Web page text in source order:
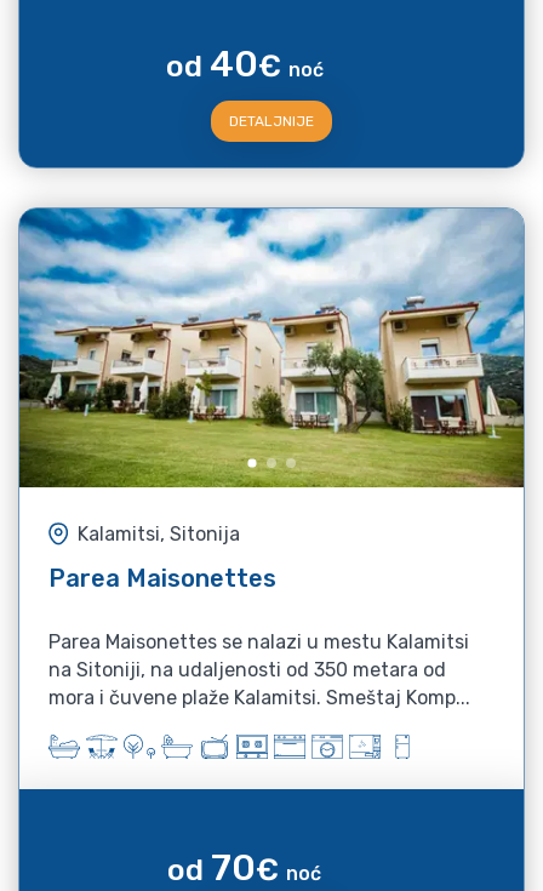
od 40€ noć
DETALJNIJE
Kalamitsi, Sitonija
Parea Maisonettes
Parea Maisonettes se nalazi u mestu Kalamitsi
na Sitoniji, na udaljenosti od 350 metara od
mora i čuvene plaže Kalamitsi. Smeštaj Komp...
od 70€ noć